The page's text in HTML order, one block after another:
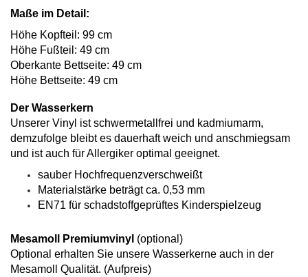
Maße im Detail:
Höhe Kopfteil: 99 cm
Höhe Fußteil: 49 cm
Oberkante Bettseite: 49 cm
Höhe Bettseite: 49 cm
Der Wasserkern
Unserer Vinyl ist schwermetallfrei und kadmiumarm,
demzufolge bleibt es dauerhaft weich und anschmiegsam
und ist auch für Allergiker optimal geeignet.
sauber Hochfrequenzverschweißt
Materialstärke beträgt ca. 0,53 mm
EN71 für schadstoffgeprüftes Kinderspielzeug
Mesamoll Premiumvinyl (optional)
Optional erhalten Sie unsere Wasserkerne auch in der
Mesamoll Qualität. (Aufpreis)